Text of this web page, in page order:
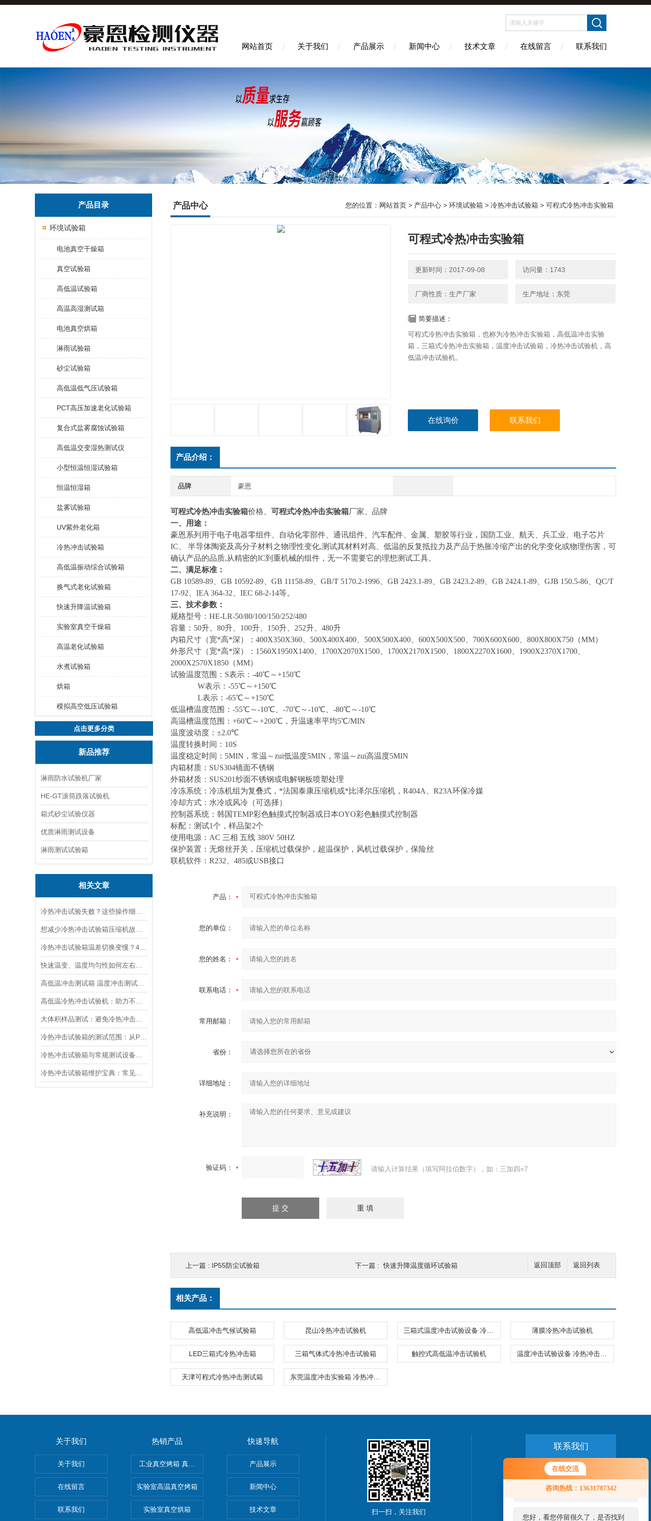
在线交流
咨询热线：13631787342
您好！欢迎前来咨询，很高兴为您
服务，请问您要咨询什么问题呢？
您好，看您停留很久了，是否找到
网站首页 关于我们 产品展示 新闻中心 技术文章 在线留言 联系我们
产品目录
环境试验箱
电池真空干燥箱
真空试验箱
高低温试验箱
高温高湿测试箱
电池真空烘箱
淋雨试验箱
砂尘试验箱
高低温低气压试验箱
PCT高压加速老化试验箱
复合式盐雾腐蚀试验箱
高低温交变湿热测试仪
小型恒温恒湿试验箱
恒温恒湿箱
盐雾试验箱
UV紫外老化箱
冷热冲击试验箱
高低温振动综合试验箱
换气式老化试验箱
快速升降温试验箱
实验室真空干燥箱
高温老化试验箱
水煮试验箱
烘箱
模拟高空低压试验箱
点击更多分类
新品推荐
淋雨防水试验机厂家
HE-GT滚筒跌落试验机
箱式砂尘试验仪器
优质淋雨测试设备
淋雨测试试验箱
相关文章
产品中心 您的位置： 网站首页 > 产品中心 > 环境试验箱 > 冷热冲击试验箱 > 可程式冷热冲击实验箱
可程式冷热冲击实验箱
更新时间：2017-09-08 访问量：1743
厂商性质：生产厂家 生产地址：东莞
简要描述：
可程式冷热冲击实验箱，也称为冷热冲击实验箱，高低温冲击实验
箱，三箱式冷热冲击实验箱，温度冲击试验箱，冷热冲击试验机，高
低温冲击试验机。
在线询价 联系我们
产品介绍：
品牌 豪恩
可程式冷热冲击实验箱价格、 可程式冷热冲击实验箱厂家、 品牌
一、用途：
豪恩系列 用于电子电器零组件、自动化零部件、通讯组件、汽车配件、金属、塑胶等行业，国防工业、航天、兵工业、电子芯片
IC、 半导体陶瓷及高分子材料之物理性变化,测试其材料对高、低温的反复抵拉力及产品于热胀冷缩产出的化学变化或物理伤害，可
确认产品的品质,从精密的IC到重机械的组件，无一不需要它的理想测试工具。
二、满足标准：
GB 10589-89、GB 10592-89、GB 11158-89、GB/T 5170.2-1996、GB 2423.1-89、GB 2423.2-89、GB 2424.1-89、GJB 150.5-86、QC/T
17-92、IEA 364-32、IEC 68-2-14等。
三、技术参数：
规格型号：HE-LR-50/80/100/150/252/480
容量：50升、80升、100升、150升、252升、480升
内箱尺寸（宽*高*深）：400X350X360、500X400X400、500X500X400、600X500X500、700X600X600、800X800X750（MM）
外形尺寸（宽*高*深）：1560X1950X1400、1700X2070X1500、1700X2170X1500、1800X2270X1600、1900X2370X1700、
2000X2570X1850（MM）
试验温度范围：S表示：-40℃～+150℃
W表示：-55℃～+150℃
L表示：-65℃～+150℃
低温槽温度范围：-55℃～-10℃、-70℃～-10℃、-80℃～-10℃
高温槽温度范围：+60℃～+200℃，升温速率平均5℃/MIN
温度波动度： ±2.0℃
温度转换时间：10S
温度稳定时间：5MIN，常温～zui低温度5MIN，常温～zui高温度5MIN
内箱材质：SUS304镜面不锈钢
外箱材质：SUS201纱面不锈钢或电解钢板喷塑处理
冷冻系统：冷冻机组为复叠式，*法国泰康压缩机或*比泽尔压缩机，R404A、R23A环保冷媒
冷却方式：水冷或风冷（可选择）
控制器系统：韩国TEMP彩色触摸式控制器或日本OYO彩色触摸式控制器
标配：测试1个，样品架2个
使用电源：AC 三相 五线 380V 50HZ
保护装置：无熔丝开关，压缩机过载保护，超温保护，风机过载保护，保险丝
联机软件：R232、485或USB接口
产品：
您的单位：
您的姓名：
联系电话：
常用邮箱：
省份：
详细地址：
补充说明：
验证码： 请输入计算结果（填写阿拉伯数字），如：三加四=7
返回列表
返回顶部
上一篇 : IP55防尘试验箱 下一篇 :快速升降温度循环试验箱
相关产品：
高低温冲击气候试验箱 昆山冷热冲击试验机 薄膜冷热冲击试验机
LED三箱式冷热冲击箱 三箱气体式冷热冲击试验箱 触控式高低温冲击试验机
天津可程式冷热冲击测试箱
关于我们
关于我们
在线留言
联系我们
热销产品
工业真空烤箱 真空烘箱
实验室高温真空烤箱
实验室真空烘箱
快速导航
产品展示
新闻中心
技术文章 扫一扫，关注我们
联系我们
24小时热线：
0769-89775458